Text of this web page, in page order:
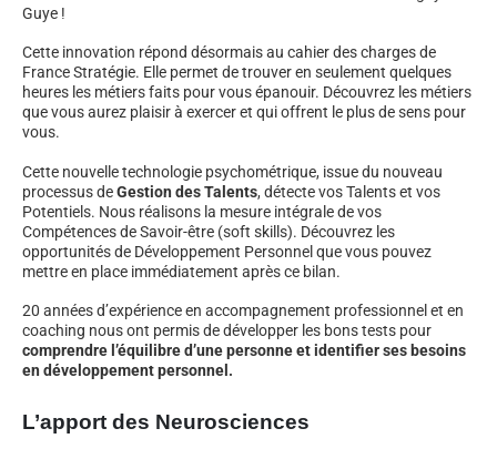
Guye !
Cette innovation répond désormais au cahier des charges de
France Stratégie. Elle permet de trouver en seulement quelques
heures les métiers faits pour vous épanouir. Découvrez les métiers
que vous aurez plaisir à exercer et qui offrent le plus de sens pour
vous.
Cette nouvelle technologie psychométrique, issue du nouveau
processus deGestion des Talents, détecte vos Talents et vos
Potentiels. Nous réalisons la mesure intégrale de vos
Compétences de Savoir-être (soft skills). Découvrez les
opportunités de Développement Personnel que vous pouvez
mettre en place immédiatement après ce bilan.
20 années d’expérience en accompagnement professionnel et en
coaching nous ont permis de développer les bons tests pour
comprendre l’équilibre d’une personne et identifier ses besoins
en développement personnel.
L’apport des Neurosciences